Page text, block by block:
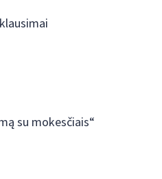
su mokesčiais“